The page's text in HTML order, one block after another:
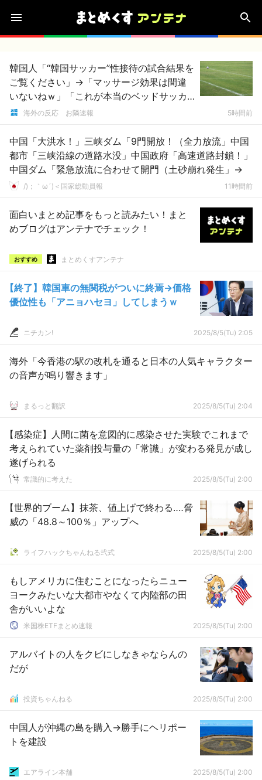
韓国人「“韓国サッカー”性接待の試合結果を
ご覧ください」→「マッサージ効果は間違
いないねｗ」「これが本当のベッドサッカ
ーだ」海外の反応 お隣速報 5時間前
中国「大洪水！」三峡ダム「9門開放！（全力放流」中国
都市「三峡沿線の道路水没」中国政府「高速道路封鎖！」
中国ダム「緊急放流に合わせて開門（土砂崩れ発生」→
/)；｀ω´)＜国家総動員報 11時間前
面白いまとめ記事をもっと読みたい！まと
めブログはアンテナでチェック！
おすすめ まとめくすアンテナ
【終了】韓国車の無関税がついに終焉→価格
優位性も「アニョハセヨ」してしまうｗ
ニチカン! 2025/8/5(Tu) 2:05
海外「今香港の駅の改札を通ると日本の人気キャラクター
の音声が鳴り響きます」
まるっと翻訳 2025/8/5(Tu) 2:04
【感染症】人間に菌を意図的に感染させた実験でこれまで
考えられていた薬剤投与量の「常識」が変わる発見が成し
遂げられる
常識的に考えた 2025/8/5(Tu) 2:00
【世界的ブーム】抹茶、値上げで終わる‥‥脅
威の「48.8～100％」アップへ
ライフハックちゃんねる弐式 2025/8/5(Tu) 2:00
もしアメリカに住むことになったらニュー
ヨークみたいな大都市やなくて内陸部の田
舎がいいよな
米国株ETFまとめ速報 2025/8/5(Tu) 2:00
アルバイトの人をクビにしなきゃならんの
だが
投資ちゃんねる 2025/8/5(Tu) 2:00
中国人が沖縄の島を購入→勝手にヘリポー
トを建設
エアライン本舗 2025/8/5(Tu) 2:00